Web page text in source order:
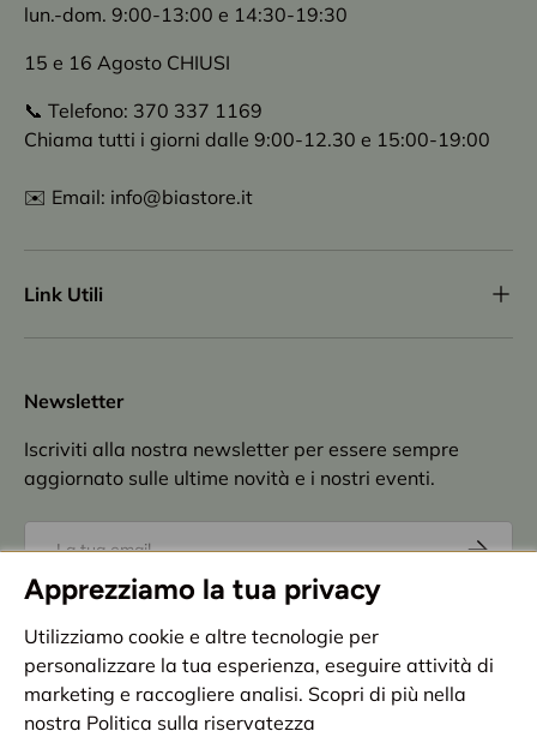
Apprezziamo la tua privacy
Utilizziamo cookie e altre tecnologie per
personalizzare la tua esperienza, eseguire attività di
marketing e raccogliere analisi. Scopri di più nella
nostra Politica sulla riservatezza
lun.-dom. 9:00-13:00 e 14:30-19:30
15 e 16 Agosto CHIUSI
📞 Telefono: 370 337 1169
Chiama tutti i giorni dalle 9:00-12.30 e 15:00-19:00
✉️ Email: info@biastore.it
Link Utili
Newsletter
Iscriviti alla nostra newsletter per essere sempre
aggiornato sulle ultime novità e i nostri eventi.
Iscriviti
Accettazioneprivacy policy
Metodi di pagamento accettati